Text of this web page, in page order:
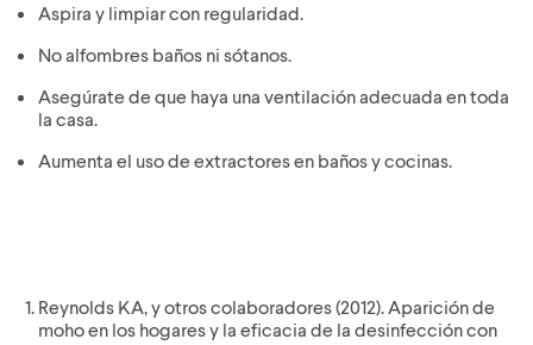
Aspira y limpiar con regularidad.
No alfombres baños ni sótanos.
Asegúrate de que haya una ventilación adecuada en toda
la casa.
Aumenta el uso de extractores en baños y cocinas.
Reynolds KA, y otros colaboradores (2012). Aparición de
moho en los hogares y la eficacia de la desinfección con